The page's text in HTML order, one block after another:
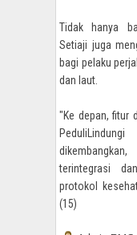
Tidak hanya
Setiaji juga
bagi pelaku
dan laut.
"Ke depan, fitur
terintegrasi
protokol
(15)